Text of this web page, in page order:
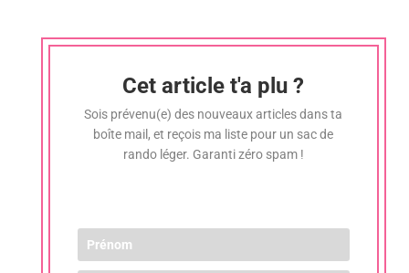
Cet article t'a plu ?
Sois prévenu(e) des nouveaux articles dans ta
boîte mail, et reçois ma liste pour un sac de
rando léger. Garanti zéro spam !